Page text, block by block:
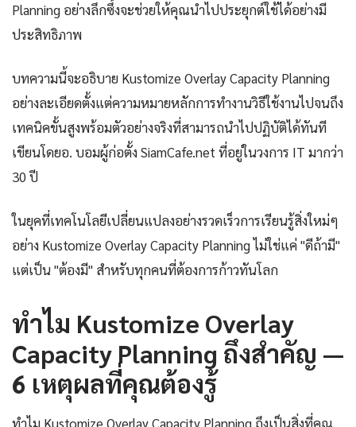
Planning อย่างลึกซึ้งจะช่วยให้คุณนำไปประยุกต์ใช้ได้อย่างมี
ประสิทธิภาพ
บทความนี้จะอธิบาย Kustomize Overlay Capacity Planning
อย่างละเอียดตั้งแต่ความหมายหลักการทำงานวิธีใช้งานไปจนถึง
เทคนิคขั้นสูงพร้อมตัวอย่างจริงที่สามารถนำไปปฏิบัติได้ทันที
เขียนโดยอ. บอมผู้ก่อตั้ง SiamCafe.net ที่อยู่ในวงการ IT มากว่า
30 ปี
ในยุคที่เทคโนโลยีเปลี่ยนแปลงอย่างรวดเร็วการเรียนรู้สิ่งใหม่ๆ
อย่าง Kustomize Overlay Capacity Planning ไม่ใช่แค่ "ดีถ้ามี"
แต่เป็น "ต้องมี" สำหรับทุกคนที่ต้องการก้าวทันโลก
ทำไม Kustomize Overlay
Capacity Planning ถึงสำคัญ —
6 เหตุผลที่คุณต้องรู้
ทำไม Kustomize Overlay Capacity Planning ถึงเป็นสิ่งที่คุณ